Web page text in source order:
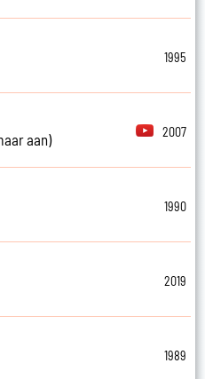
1995
aan)
2007
1990
2019
1989